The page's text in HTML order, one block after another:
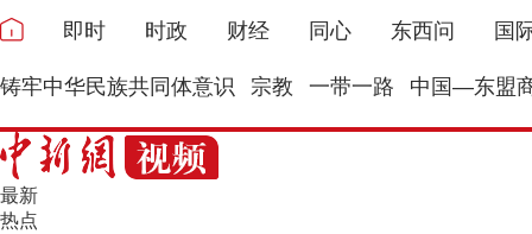
即时 时政 财经 同心 东西问 国
铸牢中华民族共同体意识 宗教 一带一路 中国—东盟
最新
热点